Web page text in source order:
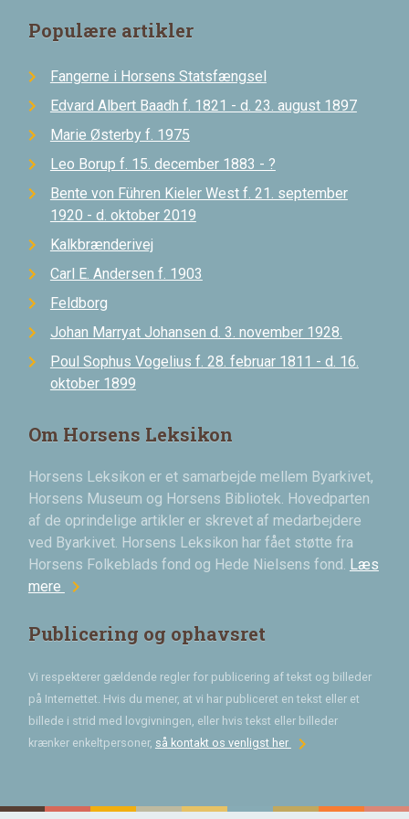
Populære artikler
Fangerne i Horsens Statsfængsel
Edvard Albert Baadh f. 1821 - d. 23. august 1897
Marie Østerby f. 1975
Leo Borup f. 15. december 1883 - ?
Bente von Führen Kieler West f. 21. september
1920 - d. oktober 2019
Kalkbrænderivej
Carl E. Andersen f. 1903
Feldborg
Johan Marryat Johansen d. 3. november 1928.
Poul Sophus Vogelius f. 28. februar 1811 - d. 16.
oktober 1899
Om Horsens Leksikon
Horsens Leksikon er et samarbejde mellem Byarkivet,
Horsens Museum og Horsens Bibliotek. Hovedparten
af de oprindelige artikler er skrevet af medarbejdere
ved Byarkivet. Horsens Leksikon har fået støtte fra
Horsens Folkeblads fond og Hede Nielsens fond. Læs
mere chevron_right
Publicering og ophavsret
Vi respekterer gældende regler for publicering af tekst og billeder
på Internettet. Hvis du mener, at vi har publiceret en tekst eller et
billede i strid med lovgivningen, eller hvis tekst eller billeder
krænker enkeltpersoner, så kontakt os venligst herchevron_right